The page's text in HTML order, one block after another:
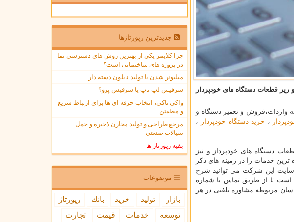
قطعات دستگاه های خودپرداز
و تعمیر دستگاه و
، خرید دستگاه خودپرداز
،
دستگاه های خودپرداز و نیز
ترین خدمات را در زمینه های ذکر
سایت این شرکت می توانید شرح
است تا از طریق تماس با شماره
مربوطه مشاوره تلفنی در هر
جدیدترین رپورتاژها
چرا کلایمر یکی از بهترین روش های دسترسی نما
در پروژه های ساختمانی است؟
میلیونر شدن با تولید نایلون دسته دار
سرفیس لپ تاپ یا سرفیس پرو؟
واکی تاکی، انتخاب حرفه ای ها برای ارتباط سریع
و مطمئن
مرجع طراحی و تولید مخازن ذخیره و حمل
سیالات صنعتی
بقیه رپورتاژ ها
موضوعات
بازار تولید خرید بانك
رپورتاژ
توسعه
خدمات قیمت تجارت